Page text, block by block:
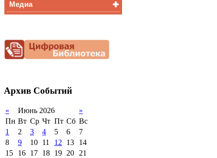
Снижение
документационной
нагрузки
Медиа
Архив Событий
« Июнь 2026
»
Пн Вт Ср Чт Пт Сб Вс
1
2 3 4 5 6
7
8
9 10 11 12 13
14
15
16 17 18 19 20 21